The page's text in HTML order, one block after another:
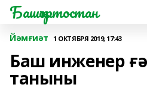
Башҡортостан
Йәмғиәт 1 ОКТЯБРЯ 2019, 17:43
Баш инженер
таныны